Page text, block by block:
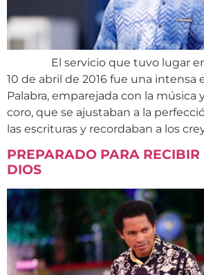
El servicio que tuvo lugar en
10 de abril de 2016 fue una intensa
Palabra, emparejada con la música
coro, que se ajustaban a la
las escrituras y recordaban a los
PREPARADO PARA RECIBIR
DIOS